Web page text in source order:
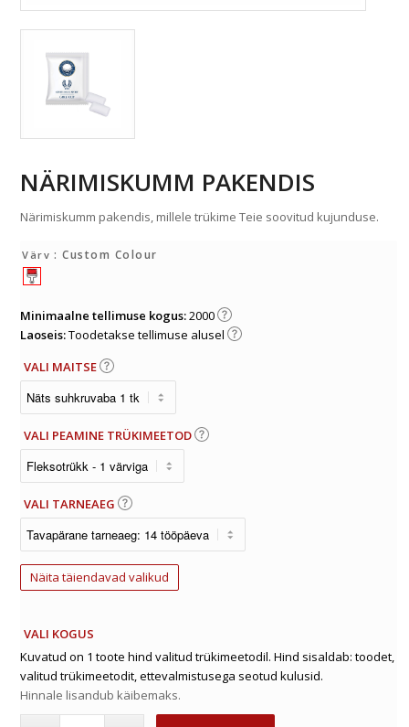
NÄRIMISKUMM PAKENDIS
Närimiskumm pakendis, millele trükime Teie soovitud kujunduse.
Värv : Custom Colour
Minimaalne tellimuse kogus:2000
Laoseis:Toodetakse tellimuse alusel
VALI MAITSE
VALI PEAMINE TRÜKIMEETOD
VALI TARNEAEG
Näita täiendavad valikud
VALI KOGUS
Kuvatud on 1 toote hind valitud trükimeetodil. Hind sisaldab: toodet,
valitud trükimeetodit, ettevalmistusega seotud kulusid.
Hinnale lisandub käibemaks.